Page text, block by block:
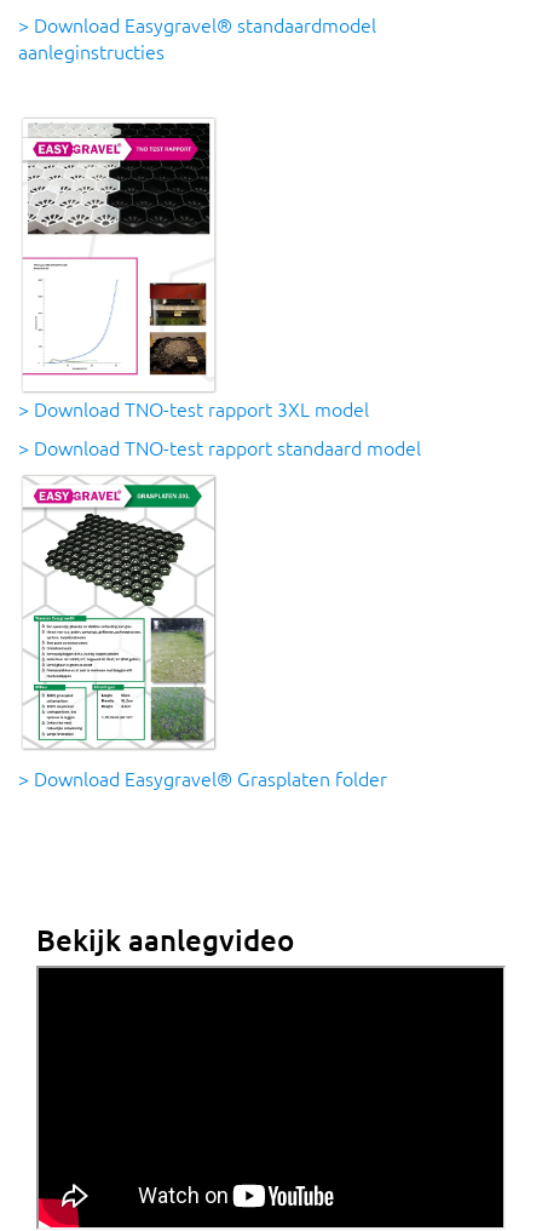
> Download Easygravel® standaardmodel
aanleginstructies
> Download TNO-test rapport 3XL model
> Download TNO-test rapport standaard model
> Download Easygravel® Grasplaten folder
Bekijk aanlegvideo